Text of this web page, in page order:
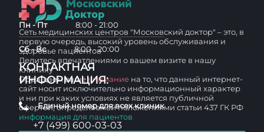
Пн - Пт 8:00 - 21:00
Сб - Вс 8:00 - 20:00
КОНТАКТНАЯ
ИНФОРМАЦИЯ:
Единый номер для всех клиник
+7 (499) 600-03-03
Сеть медицинских центров "Московский доктор" – это, в
первую очередь, высокий уровень обслуживания и
здоровье пациентов
Делитесь впечатлениями о вашем визите в нашу
клинику
Обращаем вашевнимание на то, что данный интернет-
сайт носит исключительно информационный характер
и ни при каких условиях не является публичной
офертой, определяемой положениями статьи 437 ГК РФ
информация для пациентов